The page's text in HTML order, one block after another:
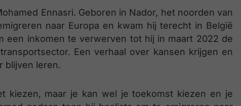
Ennasri. Geboren in Nador, het noorden van
naar Europa en kwam hij terecht in België
een inkomen te verwerven tot hij in maart 2022 de
Een verhaal over kansen krijgen en
blijven leren.
kiezen, maar je kan wel je toekomst kiezen en je